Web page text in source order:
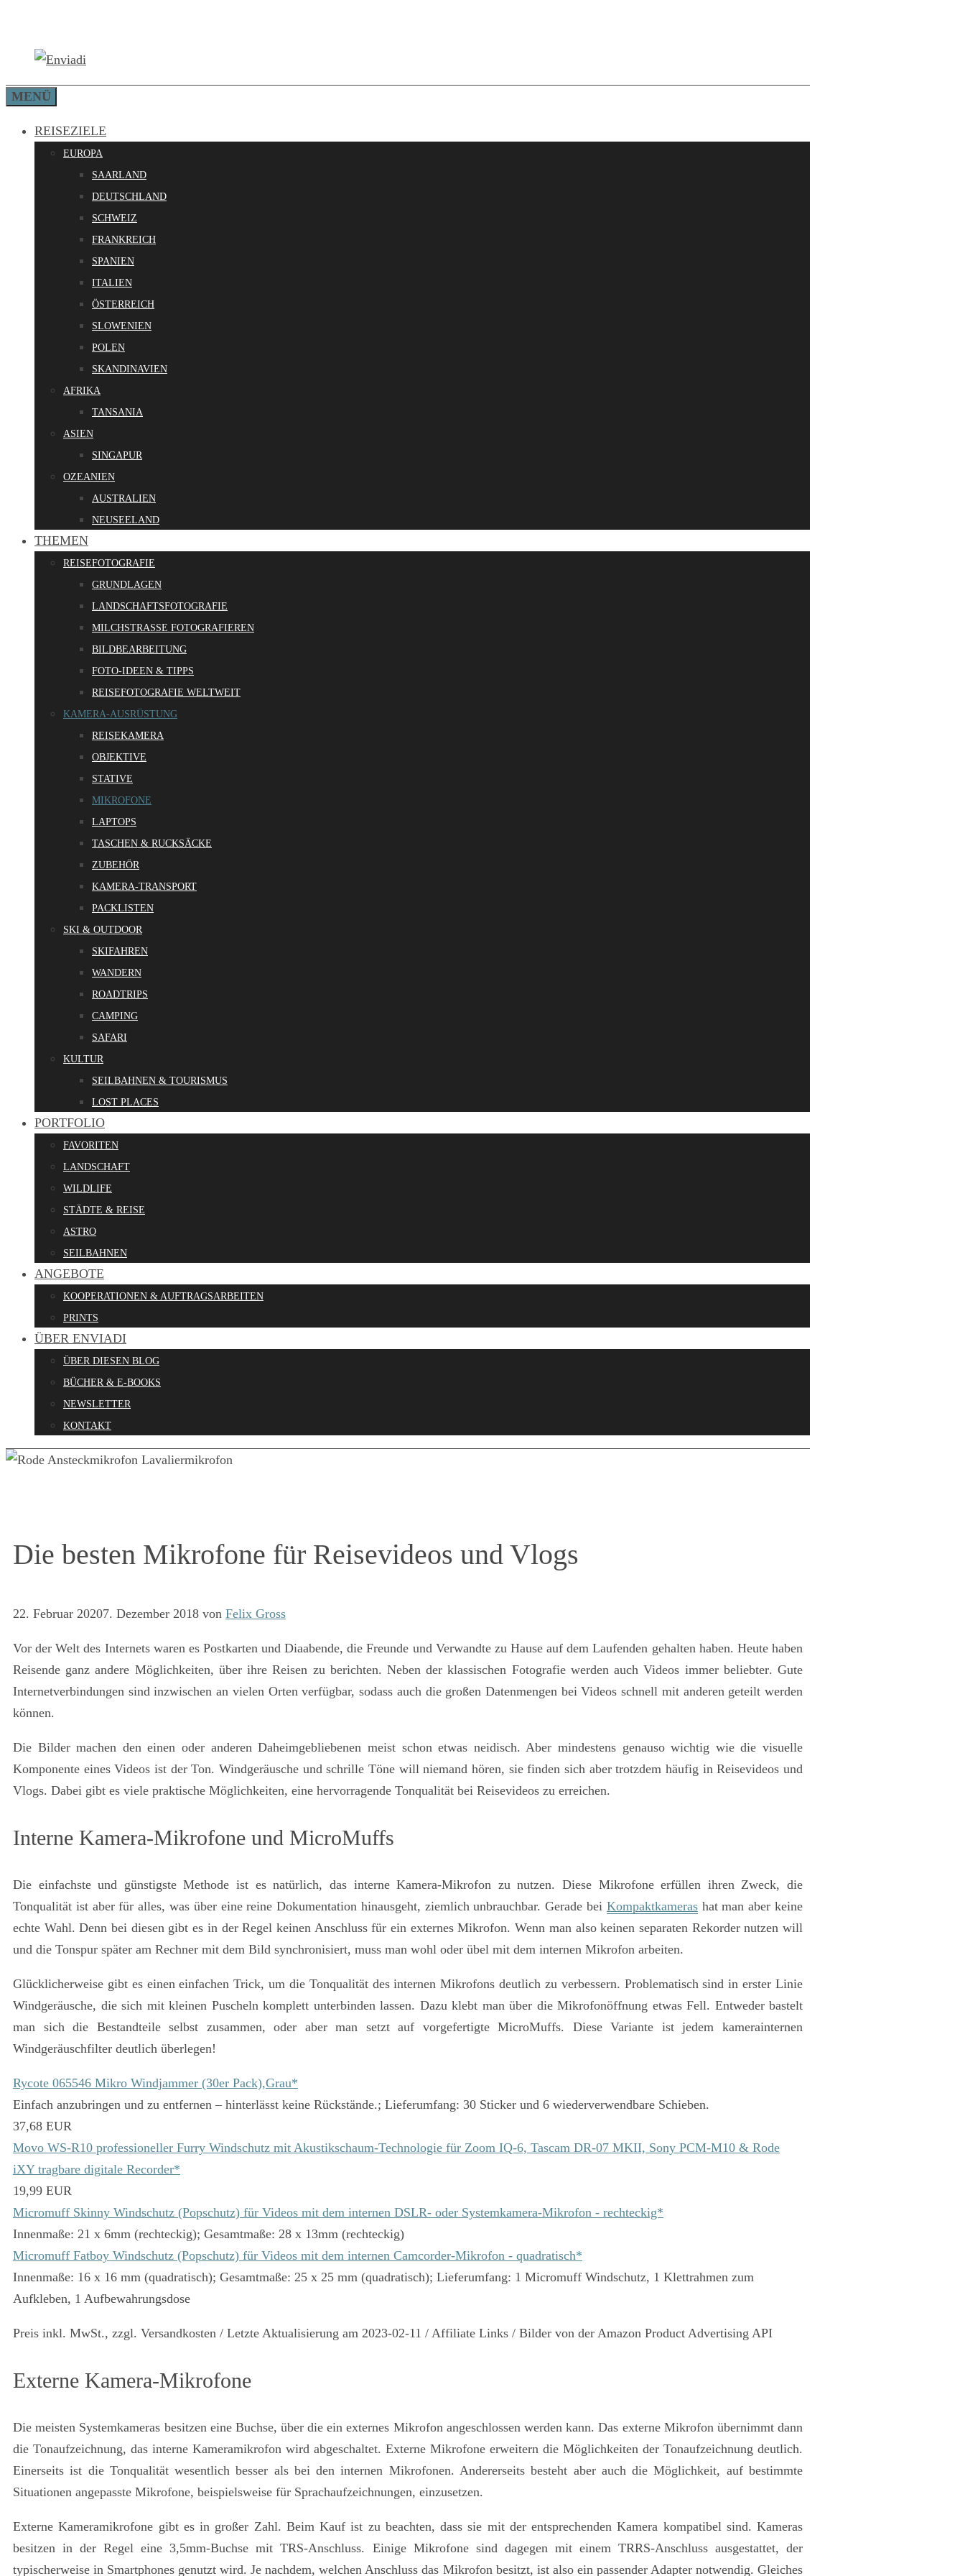
springen
MENÜ
REISEZIELE
EUROPA
SAARLAND
DEUTSCHLAND
SCHWEIZ
FRANKREICH
SPANIEN
ITALIEN
ÖSTERREICH
SLOWENIEN
POLEN
SKANDINAVIEN
AFRIKA
TANSANIA
ASIEN
SINGAPUR
OZEANIEN
AUSTRALIEN
NEUSEELAND
THEMEN
REISEFOTOGRAFIE
GRUNDLAGEN
LANDSCHAFTSFOTOGRAFIE
MILCHSTRASSE FOTOGRAFIEREN
BILDBEARBEITUNG
FOTO-IDEEN & TIPPS
REISEFOTOGRAFIE WELTWEIT
KAMERA-AUSRÜSTUNG
REISEKAMERA
OBJEKTIVE
STATIVE
MIKROFONE
LAPTOPS
TASCHEN & RUCKSÄCKE
ZUBEHÖR
KAMERA-TRANSPORT
PACKLISTEN
SKI & OUTDOOR
SKIFAHREN
WANDERN
ROADTRIPS
CAMPING
SAFARI
KULTUR
SEILBAHNEN & TOURISMUS
LOST PLACES
PORTFOLIO
FAVORITEN
LANDSCHAFT
WILDLIFE
STÄDTE & REISE
ASTRO
SEILBAHNEN
ANGEBOTE
KOOPERATIONEN & AUFTRAGSARBEITEN
PRINTS
ÜBER ENVIADI
ÜBER DIESEN BLOG
BÜCHER & E-BOOKS
NEWSLETTER
KONTAKT
Die besten Mikrofone für Reisevideos und Vlogs
22. Februar 20207. Dezember 2018 von Felix Gross
Vor der Welt des Internets waren es Postkarten und Diaabende, die Freunde und Verwandte zu Hause auf dem Laufenden gehalten haben. Heute haben
Reisende ganz andere Möglichkeiten, über ihre Reisen zu berichten. Neben der klassischen Fotografie werden auchVideos immer beliebter. Gute
Internetverbindungen sind inzwischen an vielen Orten verfügbar, sodass auch die großen Datenmengen bei Videos schnell mit anderen geteilt werden
können.
Die Bilder machen den einen oder anderen Daheimgebliebenen meist schon etwas neidisch. Aber mindestens genauso wichtig wie die visuelle
Komponente eines Videos ist der Ton. Windgeräusche und schrille Töne will niemand hören, sie finden sich aber trotzdem häufig in Reisevideos und
Vlogs. Dabei gibt es viele praktische Möglichkeiten, eine hervorragende Tonqualität bei Reisevideos zu erreichen.
Interne Kamera-Mikrofone und MicroMuffs
Die einfachste und günstigste Methode ist es natürlich, das interne Kamera-Mikrofon zu nutzen. Diese Mikrofone erfüllen ihren Zweck, die
Tonqualität ist aber für alles, was über eine reine Dokumentation hinausgeht, ziemlich unbrauchbar. Gerade bei Kompaktkamerashat man aber keine
echte Wahl. Denn bei diesen gibt es in der Regel keinen Anschluss für ein externes Mikrofon. Wenn man also keinen separaten Rekorder nutzen will
und die Tonspur später am Rechner mit dem Bild synchronisiert, muss man wohl oder übel mit dem internen Mikrofon arbeiten.
Glücklicherweise gibt es eineneinfachen Trick, um die Tonqualität des internen Mikrofons deutlich zu verbessern. Problematisch sind in erster Linie
Windgeräusche, die sich mit kleinen Puscheln komplett unterbinden lassen. Dazu klebt man über die Mikrofonöffnung etwas Fell. Entweder bastelt
man sich die Bestandteile selbst zusammen, oder aber man setzt auf vorgefertigteMicroMuffs. Diese Variante ist jedem kamerainternen
Windgeräuschfilter deutlich überlegen!
Rycote 065546 Mikro Windjammer (30er Pack),Grau*
Einfach anzubringen und zu entfernen – hinterlässt keine Rückstände.; Lieferumfang: 30 Sticker und 6 wiederverwendbare Schieben.
37,68 EUR
Movo WS-R10 professioneller Furry Windschutz mit Akustikschaum-Technologie für Zoom IQ-6, Tascam DR-07 MKII, Sony PCM-M10 & Rode
iXY tragbare digitale Recorder*
19,99 EUR
Micromuff Skinny Windschutz (Popschutz) für Videos mit dem internen DSLR- oder Systemkamera-Mikrofon - rechteckig*
Innenmaße: 21 x 6mm (rechteckig); Gesamtmaße: 28 x 13mm (rechteckig)
Micromuff Fatboy Windschutz (Popschutz) für Videos mit dem internen Camcorder-Mikrofon - quadratisch*
Innenmaße: 16 x 16 mm (quadratisch); Gesamtmaße: 25 x 25 mm (quadratisch); Lieferumfang: 1 Micromuff Windschutz, 1 Klettrahmen zum
Aufkleben, 1 Aufbewahrungsdose
Preis inkl. MwSt., zzgl. Versandkosten / Letzte Aktualisierung am 2023-02-11 / Affiliate Links / Bilder von der Amazon Product Advertising API
Externe Kamera-Mikrofone
Die meisten Systemkameras besitzen eine Buchse, über die ein externes Mikrofon angeschlossen werden kann. Das externe Mikrofon übernimmt dann
die Tonaufzeichnung, das interne Kameramikrofon wird abgeschaltet. Externe Mikrofone erweitern die Möglichkeiten der Tonaufzeichnung deutlich.
Einerseits ist die Tonqualität wesentlich besser als bei den internen Mikrofonen. Andererseits besteht aber auch die Möglichkeit, auf bestimmte
Situationen angepasste Mikrofone, beispielsweise für Sprachaufzeichnungen, einzusetzen.
Externe Kameramikrofone gibt es in großer Zahl. Beim Kauf ist zu beachten, dass sie mit der entsprechenden Kamera kompatibel sind. Kameras
besitzen in der Regel eine 3,5mm-Buchse mit TRS-Anschluss. Einige Mikrofone sind dagegen mit einem TRRS-Anschluss ausgestattet, der
typischerweise in Smartphones genutzt wird. Je nachdem, welchen Anschluss das Mikrofon besitzt, ist also ein passender Adapter notwendig. Gleiches